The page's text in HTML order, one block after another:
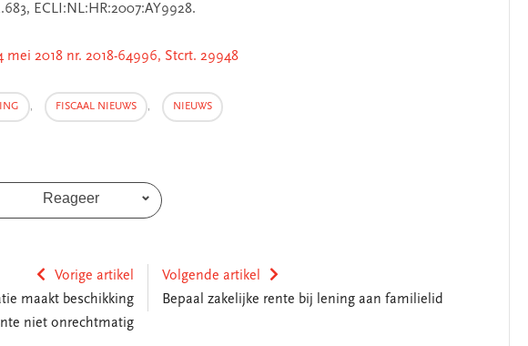
ECLI:NL:HR:2007:AY9928.
mei 2018 nr. 2018-64996, Stcrt. 29948
, FISCAAL NIEUWS , NIEUWS
Reageer
Vorige artikel
maakt beschikking
niet onrechtmatig
Volgende artikel
Bepaal zakelijke rente bij lening aan familielid